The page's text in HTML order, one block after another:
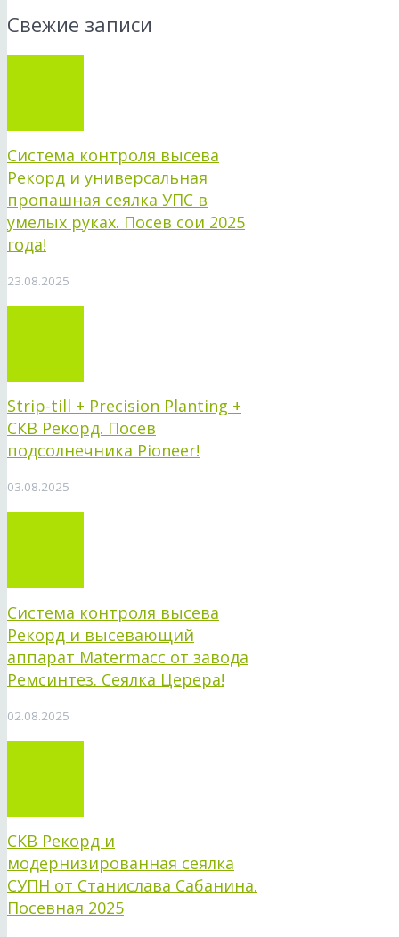
Свежие записи
Система контроля высева
Рекорд и универсальная
пропашная сеялка УПС в
умелых руках. Посев сои 2025
года!
23.08.2025
Strip-till + Precision Planting +
СКВ Рекорд. Посев
подсолнечника Pioneer!
03.08.2025
Система контроля высева
Рекорд и высевающий
аппарат Matermacc от завода
Ремсинтез. Сеялка Церера!
02.08.2025
СКВ Рекорд и
модернизированная сеялка
СУПН от Станислава Сабанина.
Посевная 2025